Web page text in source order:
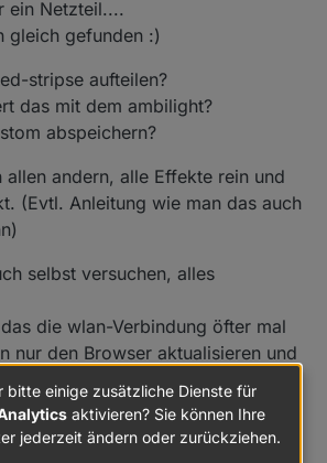
ein Netzteil....
gleich gefunden :)
stripse aufteilen?
das mit dem ambilight?
abspeichern?
andern, alle Effekte rein und
(Evtl. Anleitung wie man das auch
selbst versuchen, alles
die wlan-Verbindung öfter mal
nur den Browser aktualisieren und
die Stripes laufen weiter.
so schlimm )
bitte einige zusätzliche Dienste für
aktivieren? Sie können Ihre
jederzeit ändern oder zurückziehen.